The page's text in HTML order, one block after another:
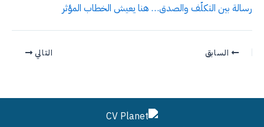
رسالة بين التكلّف والصدق… هنا يعيش الخطاب المؤثر
السابق التالي